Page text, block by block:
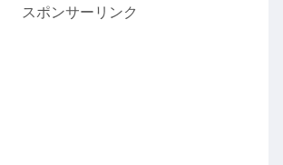
スポンサーリンク